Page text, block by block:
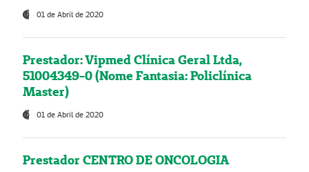
01 de Abril de 2020
Prestador: Vipmed Clínica Geral Ltda,
51004349-0 (Nome Fantasia: Policlínica
Master)
01 de Abril de 2020
Prestador CENTRO DE ONCOLOGIA